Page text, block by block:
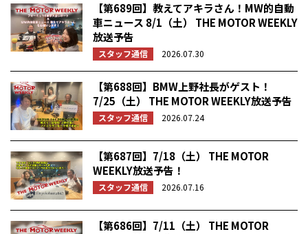
【第689回】教えてアキラさん！MW的自動
車ニュース 8/1（土） THE MOTOR WEEKLY
放送予告
スタッフ通信 2026.07.30
【第688回】BMW上野社長がゲスト！
7/25（土） THE MOTOR WEEKLY放送予告
スタッフ通信 2026.07.24
【第687回】7/18（土） THE MOTOR
WEEKLY放送予告！
スタッフ通信 2026.07.16
【第686回】7/11（土） THE MOTOR